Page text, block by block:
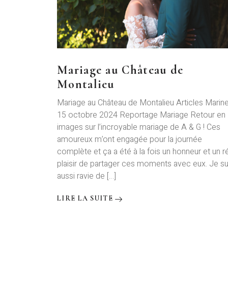
Mariage au Château de
Montalieu
Mariage au Château de Montalieu Articles
15 octobre 2024 Reportage Mariage Retour en
images sur l’incroyable mariage de A & G ! Ces
amoureux m’ont engagée pour la journée
complète et ça a été à la fois un honneur et un
plaisir de partager ces moments avec eux. Je
aussi ravie de […]
LIRE LA SUITE